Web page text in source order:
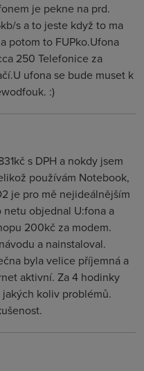
je pekne na prd.
s a to jeste když to ma
potom to FUPko.Ufona
250 Telefonice za
ufona se bude muset k
:)
s DPH a nokdy jsem
používám Notebook,
je pro mě nejideálnějším
netu objednal U:fona a
200kč za modem.
a nainstaloval.
byla velice příjemná a
aktivní. Za 4 hodinky
koliv problémů.